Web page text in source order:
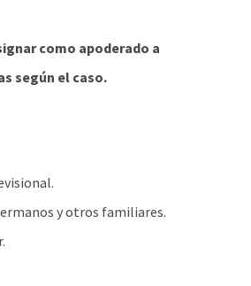
como apoderado a
según el caso.
y otros familiares.